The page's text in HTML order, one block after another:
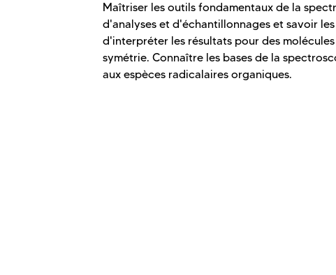
Maîtriser les outils fondamentaux de la
d'analyses et d'échantillonnages et savoir
d'interpréter les résultats pour des
symétrie. Connaître les bases de la
aux espèces radicalaires organiques.